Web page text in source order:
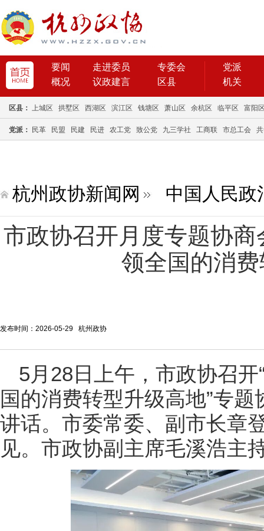
要闻 走进委员
专委会
概况
议政建言 区县
党派
机关
区县： 上城区 拱墅区 西湖区 滨江区 钱塘区 萧山区 余杭区 临平区 富阳
党派： 民革 民盟 民建 民进 农工党 致公党 九三学社 工商联 市总工会
杭州政协新闻网 中国人民政
市政协召开月度专题协
领全国的消
发布时间：2026-05-29 杭州政协
5月28日上午，市政协召
国的消费转型升级高地”专
讲话。市委常委、副市长章
见。市政协副主席毛溪浩主